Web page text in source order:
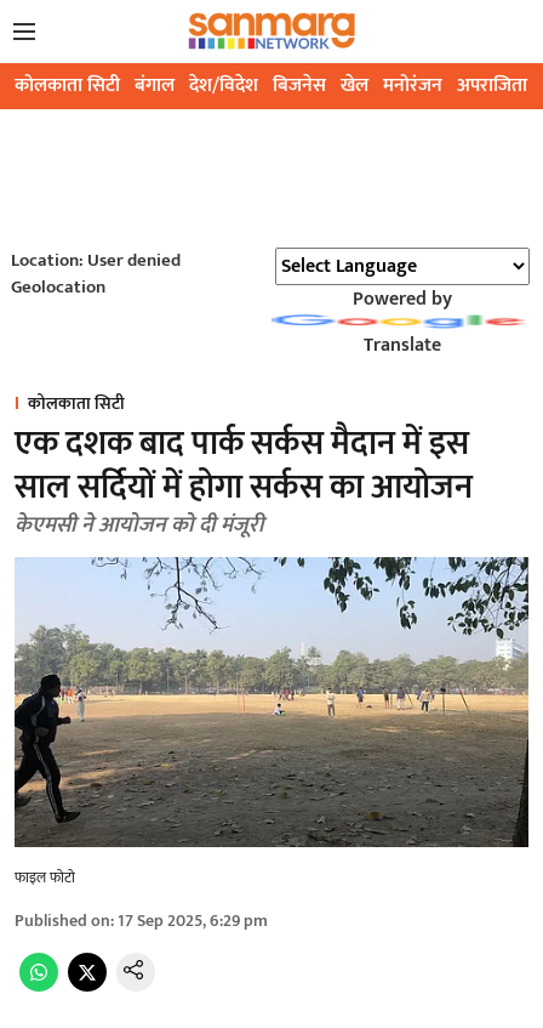
कोलकाता सिटी बंगाल देश/विदेश बिजनेस खेल मनोरंजन अपराजिता
Location: User denied
Geolocation
Powered by
Translate
कोलकाता सिटी
एक दशक बाद पार्क सर्कस मैदान में इस
साल सर्दियों में होगा सर्कस का आयोजन
केएमसी ने आयोजन को दी मंजूरी
फाइल फोटो
Published on:17 Sep 2025, 6:29 pm